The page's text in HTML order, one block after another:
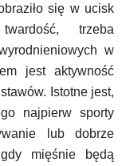
się w ucisk
trzeba
w
jest aktywność
Istotne jest,
najpierw sporty
lub dobrze
mięśnie będą